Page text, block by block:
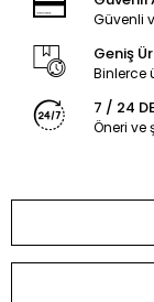
Güvenli
Geniş
Binlerce
7 / 24
Öneri ve